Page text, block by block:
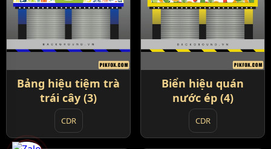
Bảng hiệu tiệm trà
trái cây (3)
CDR
Biển hiệu quán
nước ép (4)
CDR